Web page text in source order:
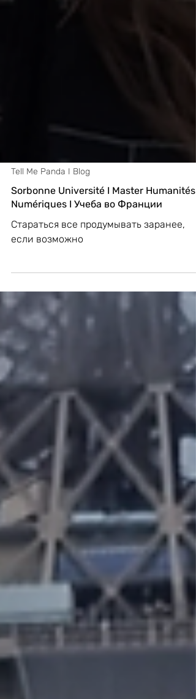
Tell Me Panda I Blog
Sorbonne Université I Master Humanités
Numériques I Учеба во Франции
Стараться все продумывать заранее,